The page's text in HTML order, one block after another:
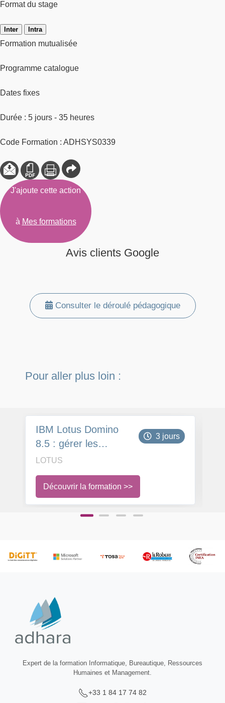
Format du stage
Inter Intra
Formation mutualisée
Programme catalogue
Dates fixes
Durée : 5 jours - 35 heures
Code Formation : ADHSYS0339
J'ajoute cette action
à Mes formations
Avis clients Google
Consulter le déroulé pédagogique
Pour aller plus loin :
IBM Lotus Domino
8.5 : gérer les
serveurs et
3 jours
LOTUS
Découvrir la formation >>
Expert de la formation Informatique, Bureautique, Ressources
Humaines et Management.
+33 1 84 17 74 82